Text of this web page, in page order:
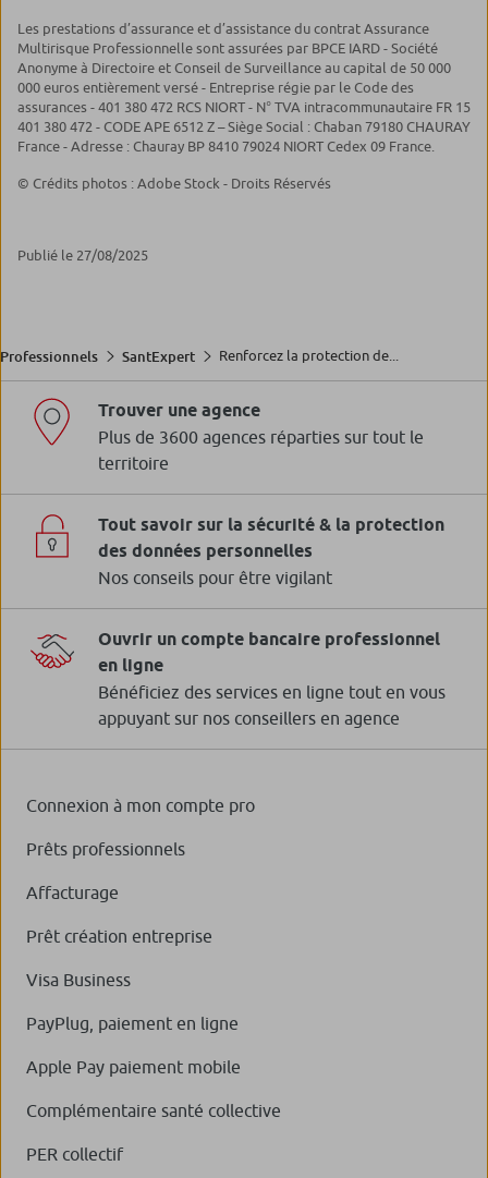
Les prestations d’assurance et d’assistance du contrat Assurance
Multirisque Professionnelle sont assurées par BPCE IARD - Société
Anonyme à Directoire et Conseil de Surveillance au capital de 50 000
000 euros entièrement versé - Entreprise régie par le Code des
assurances - 401 380 472 RCS NIORT - N° TVA intracommunautaire FR 15
401 380 472 - CODE APE 6512 Z – Siège Social : Chaban 79180 CHAURAY
France - Adresse : Chauray BP 8410 79024 NIORT Cedex 09 France.
© Crédits photos : Adobe Stock - Droits Réservés
Publié le 27/08/2025
Professionnels SantExpert Renforcez la protection de...
Trouver une agence
Plus de 3600 agences réparties sur tout le
territoire
Tout savoir sur la sécurité & la protection
des données personnelles
Nos conseils pour être vigilant
Ouvrir un compte bancaire professionnel
en ligne
Bénéficiez des services en ligne tout en vous
appuyant sur nos conseillers en agence
Connexion à mon compte pro
Prêts professionnels
Affacturage
Prêt création entreprise
Visa Business
PayPlug, paiement en ligne
Apple Pay paiement mobile
Complémentaire santé collective
PER collectif